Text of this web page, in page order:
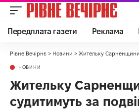
Передплата газети Реклама
Рівне Вечірнє > Новини > Жительку Сарненщини
НОВИНИ
Жительку
судитимуть за